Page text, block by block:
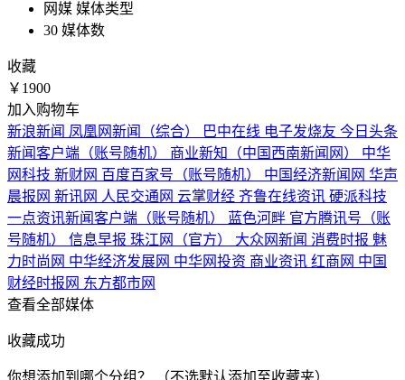
网媒 媒体类型
30 媒体数
收藏
￥1900
加入购物车
新浪新闻 凤凰网新闻（综合） 巴中在线 电子发烧友 今日头条
新闻客户端（账号随机）
商业新知（中国西南新闻网）
中华
网科技 新财网 百度百家号（账号随机） 中国经济新闻网 华声
晨报网 新讯网 人民交通网 云掌财经 齐鲁在线资讯 硬派科技
一点资讯新闻客户端（账号随机）
蓝色河畔 官方腾讯号（账
号随机）
信息早报 珠江网（官方） 大众网新闻 消费时报 魅
力时尚网 中华经济发展网 中华网投资 商业资讯 红商网 中国
财经时报网 东方都市网
查看全部媒体
收藏成功